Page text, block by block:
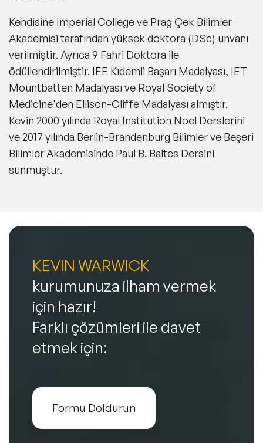
Kendisine Imperial College ve Prag Çek Bilimler
Akademisi tarafından yüksek doktora (DSc) unvanı
verilmiştir. Ayrıca 9 Fahri Doktora ile
ödüllendirilmiştir. IEE Kıdemli Başarı Madalyası, IET
Mountbatten Madalyası ve Royal Society of
Medicine'den Ellison-Cliffe Madalyası almıştır.
Kevin 2000 yılında Royal Institution Noel Derslerini
ve 2017 yılında Berlin-Brandenburg Bilimler ve Beşeri
Bilimler Akademisinde Paul B. Baltes Dersini
sunmuştur.
KEVIN WARWICK
kurumunuza ilham vermek
için hazır!
Farklı çözümleri ile davet
etmek için:
Formu Doldurun